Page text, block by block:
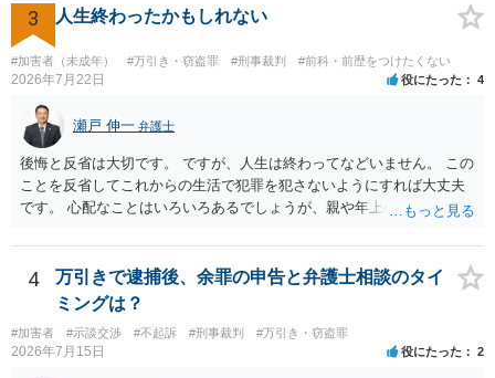
3 人生終わったかもしれない
#加害者（未成年） #万引き・窃盗罪 #刑事裁判 #前科・前歴をつけたくない
2026年7月22日 役にたった 4
瀬戸 伸一 弁護士
後悔と反省は大切です。 ですが、人生は終わってなどいません。 この
ことを反省してこれからの生活で犯罪を犯さないようにすれば大丈夫
です。 心配なことはいろいろあるでしょうが、親や年上の兄弟や信頼
す。
4
万引きで逮捕後、余罪の申告と弁護士相談のタイ
ミングは？
#加害者 #示談交渉 #不起訴 #刑事裁判 #万引き・窃盗罪
2026年7月15日 役にたった 2